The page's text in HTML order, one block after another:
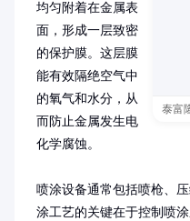
泰富
均匀附着在金属表
面，形成一层致密
的保护膜。这层膜
能有效隔绝空气中
的氧气和水分，从
而防止金属发生电
化学腐蚀。
喷涂设备通常包括喷枪、
涂工艺的关键在于控制喷